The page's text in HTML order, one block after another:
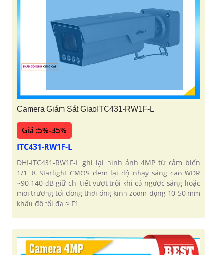
Camera Giám Sát GiaoITC431-RW1F-L
Giá :5%-35%
ITC431-RW1F-L
DHI-ITC431-RW1F-L ghi lại hình ảnh 4MP từ cảm biến
1/1. 8 Starlight CMOS đem lại độ nhạy sáng cao WDR
~90-140 dB giữ chi tiết vượt trội khi có ngược sáng hoặc
môi trường tối đồng thời ống kính zoom động 10-50 mm
khẩu độ tối đa ≈ F1